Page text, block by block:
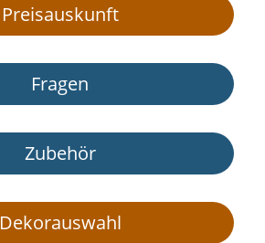
Preis­aus­kunft
Fra­gen
Zube­hör
Dekor­auswahl